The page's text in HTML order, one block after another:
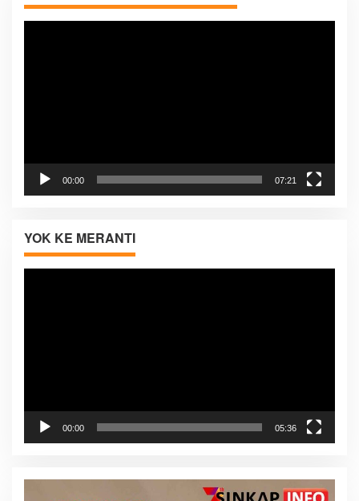
Pemutar
00:00 07:21
YOK KE MERANTI
00:00 05:36